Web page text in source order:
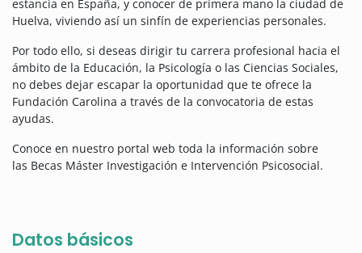
estancia en España, y conocer de primera mano la ciudad de
Huelva, viviendo así un sinfín de experiencias personales.
Por todo ello, si deseas dirigir tu carrera profesional hacia el
ámbito de la Educación, la Psicología o las Ciencias Sociales,
no debes dejar escapar la oportunidad que te ofrece la
Fundación Carolina a través de la convocatoria de estas
ayudas.
Conoce en nuestro portal web toda la información sobre
las Becas Máster Investigación e Intervención Psicosocial.
Datos básicos